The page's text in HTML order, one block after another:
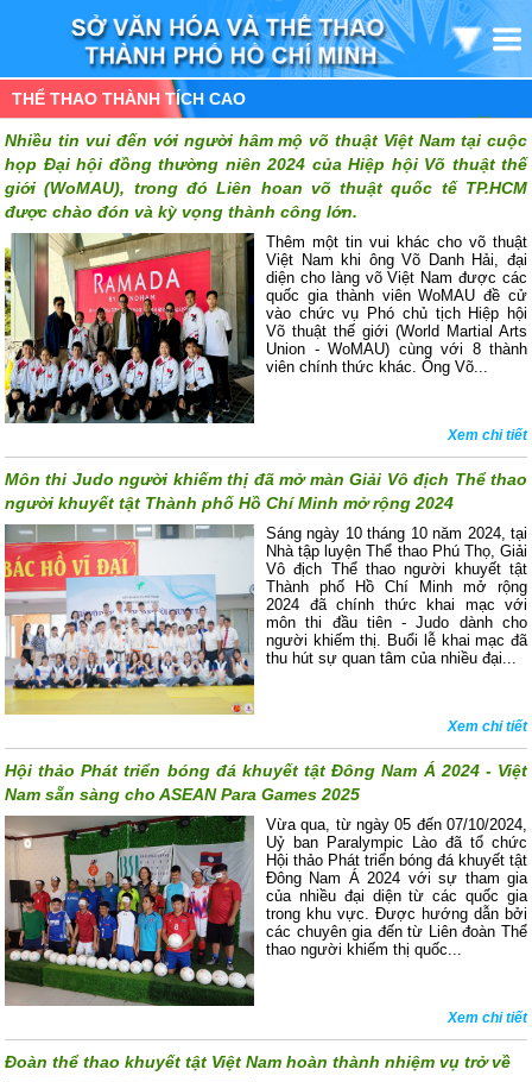
THỂ THAO THÀNH TÍCH CAO
Nhiều tin vui đến với người hâm mộ võ thuật Việt Nam tại cuộc
họp Đại hội đồng thường niên 2024 của Hiệp hội Võ thuật thế
giới (WoMAU), trong đó Liên hoan võ thuật quốc tế TP.HCM
được chào đón và kỳ vọng thành công lớn.
Thêm một tin vui khác cho võ thuật
Việt Nam khi ông Võ Danh Hải, đại
diện cho làng võ Việt Nam được các
quốc gia thành viên WoMAU đề cử
vào chức vụ Phó chủ tịch Hiệp hội
Võ thuật thế giới (World Martial Arts
Union - WoMAU) cùng với 8 thành
viên chính thức khác. Ông Võ...
Xem chi tiết
Môn thi Judo người khiếm thị đã mở màn Giải Vô địch Thể thao
người khuyết tật Thành phố Hồ Chí Minh mở rộng 2024
Sáng ngày 10 tháng 10 năm 2024, tại
Nhà tập luyện Thể thao Phú Thọ, Giải
Vô địch Thể thao người khuyết tật
Thành phố Hồ Chí Minh mở rộng
2024 đã chính thức khai mạc với
môn thi đầu tiên - Judo dành cho
người khiếm thị. Buổi lễ khai mạc đã
thu hút sự quan tâm của nhiều đại...
Xem chi tiết
Hội thảo Phát triển bóng đá khuyết tật Đông Nam Á 2024 - Việt
Nam sẵn sàng cho ASEAN Para Games 2025
Vừa qua, từ ngày 05 đến 07/10/2024,
Uỷ ban Paralympic Lào đã tổ chức
Hội thảo Phát triển bóng đá khuyết tật
Đông Nam Á 2024 với sự tham gia
của nhiều đại diện từ các quốc gia
trong khu vực. Được hướng dẫn bởi
các chuyên gia đến từ Liên đoàn Thể
thao người khiếm thị quốc...
Xem chi tiết
Đoàn thể thao khuyết tật Việt Nam hoàn thành nhiệm vụ trở về